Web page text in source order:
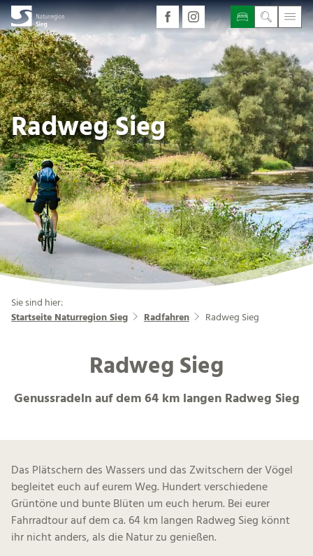
Radweg Sieg
Sie sind hier:
Startseite Naturregion Sieg
Radfahren Radweg Sieg
Radweg Sieg
Genussradeln auf dem 64 km langen Radweg Sieg
Das Plätschern des Wassers und das Zwitschern der Vögel
begleitet euch auf eurem Weg. Hundert verschiedene
Grüntöne und bunte Blüten um euch herum. Bei eurer
Fahrradtour auf dem ca. 64 km langen Radweg Sieg könnt
ihr nicht anders, als die Natur zu genießen.